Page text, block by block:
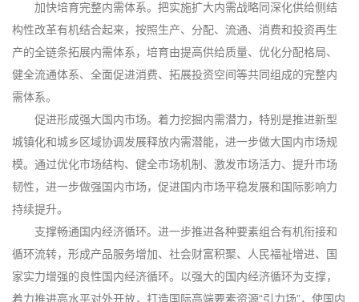
加快培育完整内需体系。把实施扩大内需战略同深化供给侧结
构性改革有机结合起来，按照生产、分配、流通、消费和投资再生
产的全链条拓展内需体系，培育由提高供给质量、优化分配格局、
健全流通体系、全面促进消费、拓展投资空间等共同组成的完整内
需体系。
促进形成强大国内市场。着力挖掘内需潜力，特别是推进新型
城镇化和城乡区域协调发展释放内需潜能，进一步做大国内市场规
模。通过优化市场结构、健全市场机制、激发市场活力、提升市场
韧性，进一步做强国内市场，促进国内市场平稳发展和国际影响力
持续提升。
支撑畅通国内经济循环。进一步推进各种要素组合有机衔接和
循环流转，形成产品服务增加、社会财富积聚、人民福祉增进、国
家实力增强的良性国内经济循环。以强大的国内经济循环为支撑，
着力推进高水平对外开放，打造国际高端要素资源“引力场”，使国内